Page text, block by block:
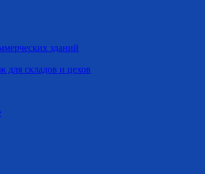
зданий
для складов и цехов